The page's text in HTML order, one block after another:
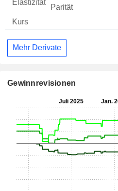
Mehr Derivate
Gewinnrevisionen